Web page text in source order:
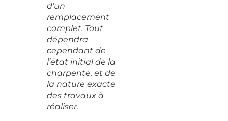
d’un
remplacement
complet. Tout
dépendra
cependant de
l’état initial de la
charpente, et de
la nature exacte
des travaux à
réaliser.